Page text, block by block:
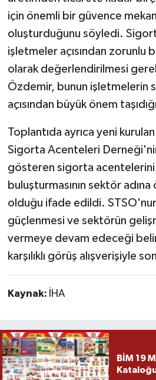
için önemli bir güvence
oluşturduğunu söyledi.
işletmeler açısından zorunlu
olarak değerlendirilmesi
Özdemir, bunun işletmelerin
açısından büyük önem
Toplantıda ayrıca yeni
Sigorta Acenteleri
gösteren sigorta acentelerini
buluşturmasının sektör adına
olduğu ifade edildi.
güçlenmesi ve sektörün
vermeye devam edeceği
karşılıklı görüş alışverişiyle
Kaynak: İHA
BİM 19